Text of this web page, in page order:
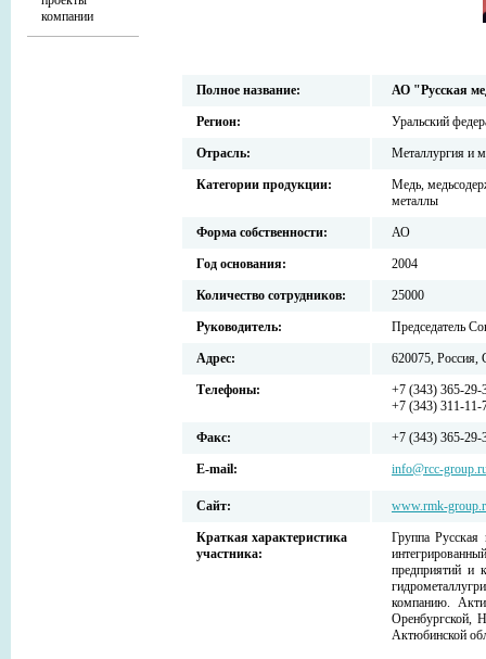
компании
Полное название: АО "Русская
Регион: Уральский
Отрасль: Металлургия и
Категории продукции:
Медь,
металлы
Форма собственности: АО
Год основания: 2004
Количество сотрудников: 25000
Руководитель: Председатель
Адрес: 620075, Россия,
Телефоны:
+7 (343) 365-29-
+7 (343) 311-11-
Факс: +7 (343) 365-29-
E-mail: info@rcc-
Сайт: www.rmk-
Краткая характеристика
участника:
Группа Русская
предприятий и
компанию.
Оренбургской,
Актюбинской